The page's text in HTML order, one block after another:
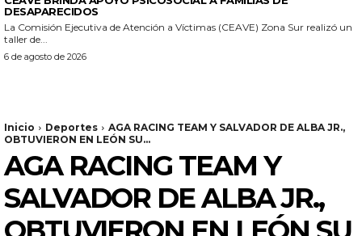
DESAPARECIDOS
La Comisión Ejecutiva de Atención a Víctimas (CEAVE) Zona Sur realizó un
taller de...
6 de agosto de 2026